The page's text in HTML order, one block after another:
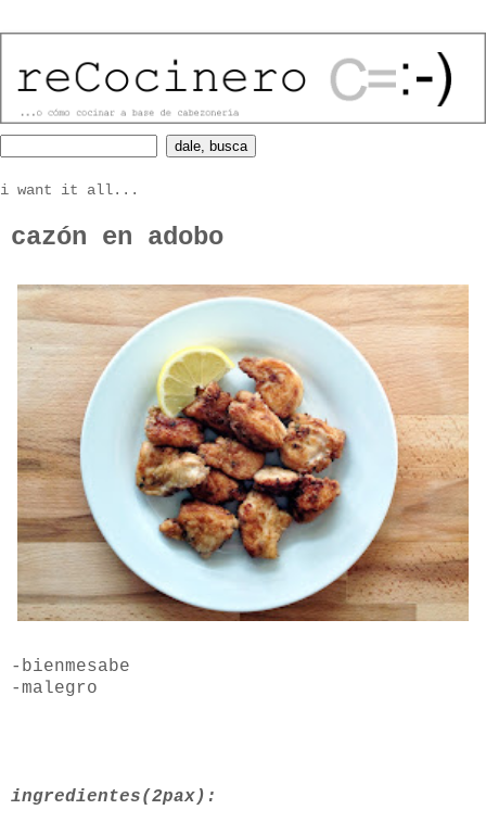
i want it all...
cazón en adobo
-bienmesabe
-malegro
ingredientes(2pax):